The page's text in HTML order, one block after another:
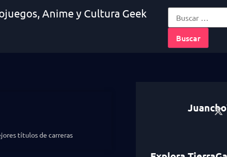
Anime y Cultura Geek
títulos de carreras